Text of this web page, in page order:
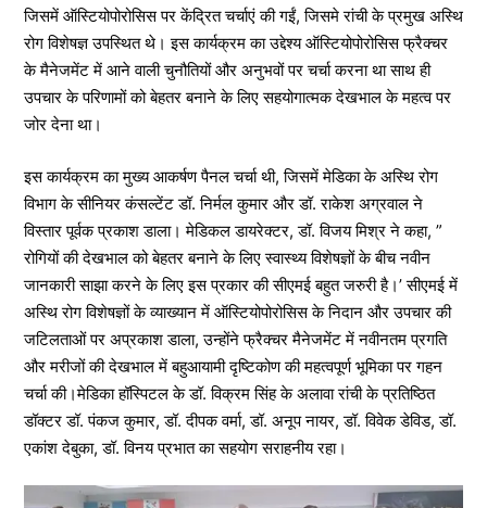
जिसमें ऑस्टियोपोरोसिस पर केंद्रित चर्चाएं की गईं, जिसमे रांची के प्रमुख अस्थि
रोग विशेषज्ञ उपस्थित थे। इस कार्यक्रम का उद्देश्य ऑस्टियोपोरोसिस फ्रैक्चर
के मैनेजमेंट में आने वाली चुनौतियों और अनुभवों पर चर्चा करना था साथ ही
उपचार के परिणामों को बेहतर बनाने के लिए सहयोगात्मक देखभाल के महत्व पर
जोर देना था।
इस कार्यक्रम का मुख्य आकर्षण पैनल चर्चा थी, जिसमें मेडिका के अस्थि रोग
विभाग के सीनियर कंसल्टेंट डॉ. निर्मल कुमार और डॉ. राकेश अग्रवाल ने
विस्तार पूर्वक प्रकाश डाला। मेडिकल डायरेक्टर, डॉ. विजय मिश्र ने कहा, ”
रोगियों की देखभाल को बेहतर बनाने के लिए स्वास्थ्य विशेषज्ञों के बीच नवीन
जानकारी साझा करने के लिए इस प्रकार की सीएमई बहुत जरुरी है।’ सीएमई में
अस्थि रोग विशेषज्ञों के व्याख्यान में ऑस्टियोपोरोसिस के निदान और उपचार की
जटिलताओं पर अप्रकाश डाला, उन्होंने फ्रैक्चर मैनेजमेंट में नवीनतम प्रगति
और मरीजों की देखभाल में बहुआयामी दृष्टिकोण की महत्वपूर्ण भूमिका पर गहन
चर्चा की।मेडिका हॉस्पिटल के डॉ. विक्रम सिंह के अलावा रांची के प्रतिष्ठित
डॉक्टर डॉ. पंकज कुमार, डॉ. दीपक वर्मा, डॉ. अनूप नायर, डॉ. विवेक डेविड, डॉ.
एकांश देबुका, डॉ. विनय प्रभात का सहयोग सराहनीय रहा।